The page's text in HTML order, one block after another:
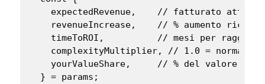
expectedRevenue,    // fatturato atteso
revenueIncrease,    // % aumento ricavi
timeToROI,          // mesi per
complexityMultiplier, // 1.0 = normale,
yourValueShare,     // % del valore che
  } = params;